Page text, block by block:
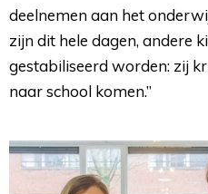
deelnemen aan het
zijn dit hele dagen, andere
gestabiliseerd worden: zij
naar school komen.”